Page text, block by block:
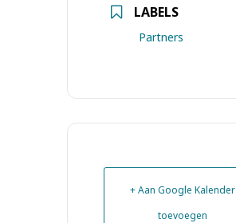
LABELS
Partners
+ Aan Google Kalender
toevoegen